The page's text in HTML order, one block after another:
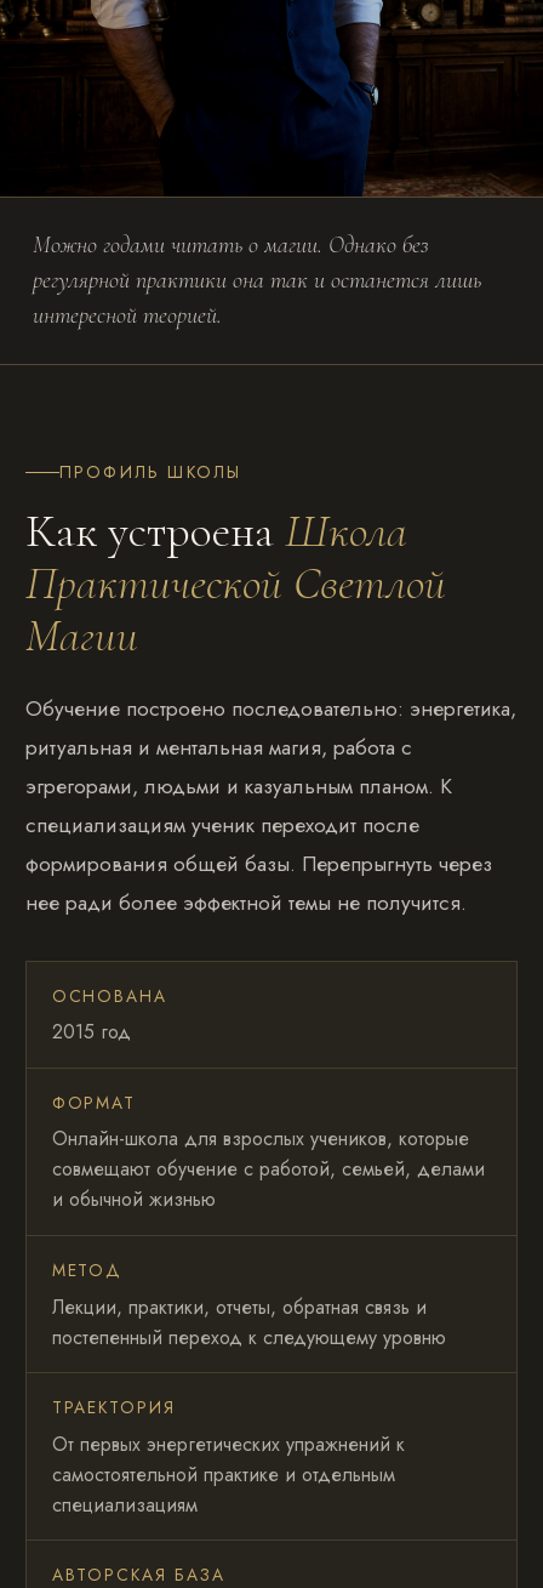
Можно годами читать о магии. Однако без
регулярной практики она так и останется лишь
интересной теорией.
ПРОФИЛЬ ШКОЛЫ
Как устроенаШкола
Практической Светлой
Магии
Обучение построено последовательно: энергетика,
ритуальная и ментальная магия, работа с
эгрегорами, людьми и казуальным планом. К
специализациям ученик переходит после
формирования общей базы. Перепрыгнуть через
нее ради более эффектной темы не получится.
ОСНОВАНА
2015 год
ФОРМАТ
Онлайн-школа для взрослых учеников, которые
совмещают обучение с работой, семьей, делами
и обычной жизнью
МЕТОД
Лекции, практики, отчеты, обратная связь и
постепенный переход к следующему уровню
ТРАЕКТОРИЯ
От первых энергетических упражнений к
самостоятельной практике и отдельным
специализациям
АВТОРСКАЯ БАЗА